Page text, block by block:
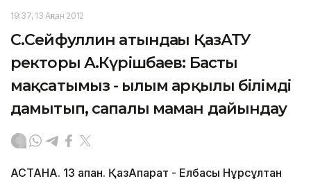
19:37, 13 Ақпан 2012
С.Сейфуллин атындағы ҚазАТУ
ректоры А.Күрішбаев: Басты
мақсатымыз - ғылым арқылы білімді
дамытып, сапалы маман дайындау
АСТАНА. 13 ақпан. ҚазАқпарат - Елбасы Нұрсұлтан